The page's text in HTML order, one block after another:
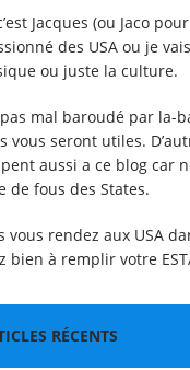
Jacques (ou Jaco
des USA ou je
ou juste la culture.
mal baroudé par la-
vous seront utiles.
aussi a ce blog car
de fous des States.
vous rendez aux USA
bien à remplir votre
RÉCENTS